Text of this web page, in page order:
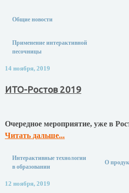
Общие новости
Применение интерактивной
песочницы
14 ноября, 2019
ИТО-Ростов 2019
Очередное мероприятие, уже в
Читать дальше...
Интерактивные технологии
в образовании
О
12 ноября, 2019